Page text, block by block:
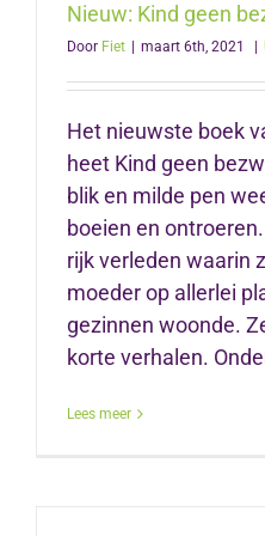
Nieuw: Kind geen
Door Fiet maart 6th, 2021
Het nieuwste boek
heet Kind geen
blik en milde pen
boeien en
rijk verleden waarin
moeder op allerlei
gezinnen woonde.
korte verhalen.
Lees meer